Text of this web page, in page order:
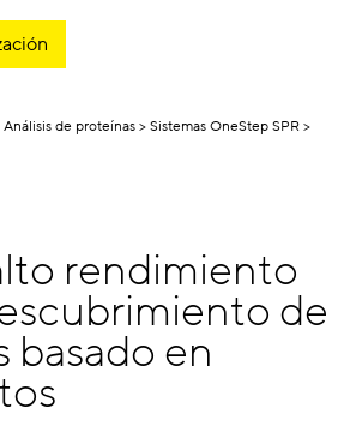
Análisis de proteínas Sistemas OneStep SPR
rendimiento
de
basado en